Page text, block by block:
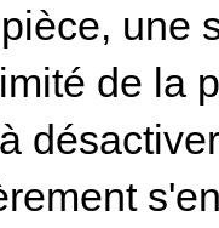
une
de la